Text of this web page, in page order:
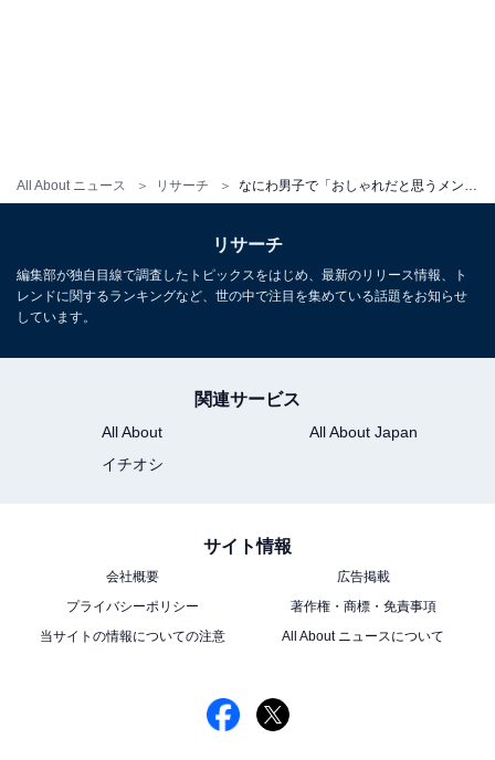
All About ニュース リサーチ
こちらもおすすめ
なにわ男子で「イケメンだと思うメンバー」ラ
リサーチ
編集部が独自目線で調査したトピックスをはじめ、最新のリリース情報、ト
レンドに関するランキングなど、世の中で注目を集めている話題をお知らせ
しています。
関連サービス
All About
All About Japan
イチオシ
サイト情報
会社概要
広告掲載
プライバシーポリシー
著作権・商標・免責事項
当サイトの情報についての注意
All About ニュースについて